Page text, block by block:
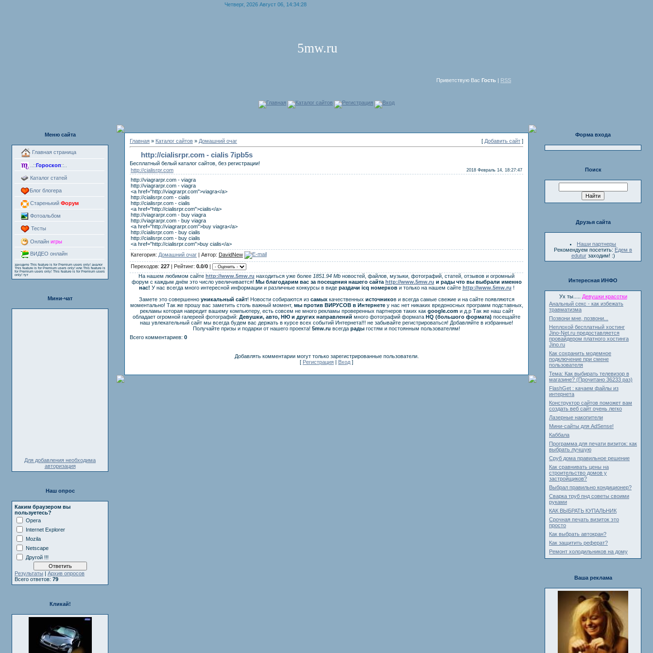
Четверг, 2026 Август 06, 14:34:28
5mw.ru
Приветствую Вас Гость | RSS
Главная Каталог сайтов Регистрация Вход
Меню сайта
Главная страница
..:: Гороскоп::..
Каталог статей
Блог блогера
Старенький Форум
Фотоальбом
Тесты
Онлайн игры
ВИДЕО онлайн
заходите This feature is for Premium users only! аналог
This feature is for Premium users only! или This feature is
for Premium users only! This feature is for Premium users
only! тут
Мини-чат
Для добавления необходима
авторизация
Наш опрос
Каким браузером вы
пользуетесь?
Opera
Internet Explorer
Mozila
Netscape
Другой !!!
Результаты | Архив опросов
Всего ответов: 79
Кликай!
Главная » Каталог сайтов » Домашний очаг [ Добавить сайт ]
http://cialisrpr.com - cialis 7ipb5s
Бесплатный белый каталог сайтов, без регистрации!
http://cialisrpr.com
2018 Февраль 14, 18:27:47
http://viagrarpr.com - viagra
http://viagrarpr.com - viagra
<a href="http://viagrarpr.com">viagra</a>
http://cialisrpr.com - cialis
http://cialisrpr.com - cialis
<a href="http://cialisrpr.com">cialis</a>
http://viagrarpr.com - buy viagra
http://viagrarpr.com - buy viagra
<a href="http://viagrarpr.com">buy viagra</a>
http://cialisrpr.com - buy cialis
http://cialisrpr.com - buy cialis
<a href="http://cialisrpr.com">buy cialis</a>
Категория: Домашний очаг | Автор: DavidNew
Переходов: 227 | Рейтинг: 0.0/0 |
На нашем любимом сайте http://www.5mw.ru находиться уже более 1851.94 Mb новостей, файлов, музыки, фотографий, статей, отзывов и огромный
форум с каждым днём это число увеличивается! Мы благодарим вас за посещения нашего сайта http://www.5mw.ru и рады что вы выбрали именно
нас! У нас всегда много интересной информации и различные конкурсы в виде раздачи icq номеркови только на нашем сайте http://www.5mw.ru !
Замете это совершенноуникальный сайт! Новости собираются из самыхкачественных источников и всегда самые свежие и на сайте появляются
моментально! Так же прошу вас заметить столь важный момент, мы против ВИРУСОВ в Интернетеу нас нет никаких вредоносных программ подставных,
рекламы которая навредит вашему компьютеру, есть совсем не много рекламы проверенных партнеров таких как google.comи д.р Так же наш сайт
обладает огромной галереей фотографий: Девушки, авто, НЮ и других направлений много фотографий формата HQ (большого формата) посещайте
наш увлекательный сайт мы всегда будем вас держать в курсе всех событий Интернета!!! не забывайте регистрироваться! Добавляйте в избранные!
Получайте призы и подарки от нашего проекта! 5mw.ru всегда рады гостям и постоянным пользователям!
Всего комментариев: 0
Добавлять комментарии могут только зарегистрированные пользователи.
[ Регистрация | Вход ]
Форма входа
Поиск
Друзья сайта
Наши партнеры
Рекомендуем посетить: Едем в
eduturзаходим! :)
Интересная ИНФО
Ух ты.....
Девушки красотки
Анальный секс - как избежать
травматизма
Позвони мне, позвони...
Неплохой бесплатный хостинг
Jino-Net.ru предоставляется
провайдером платного хостинга
Jino.ru
Как сохранить модемное
подключение при смене
пользователя
Тема: Как выбирать телевизор в
магазине? (Прочитано 36233 раз)
FlashGet : качаем файлы из
интернета
Конструктор сайтов поможет вам
создать веб сайт очень легко
Лазерные накопители
Мини-сайты для AdSense!
Каббала
Программа для печати визиток: как
выбрать лучшую
Сруб дома правильное решение
Как сравнивать цены на
строительство домов у
застройщиков?
Выбрал правильно кондиционер?
Сварка труб пнд советы своими
руками
КАК ВЫБРАТЬ КУПАЛЬНИК
Срочная печать визиток это
просто
Как выбрать автокран?
Как защитить реферат?
Ремонт холодильников на дому
Ваша реклама